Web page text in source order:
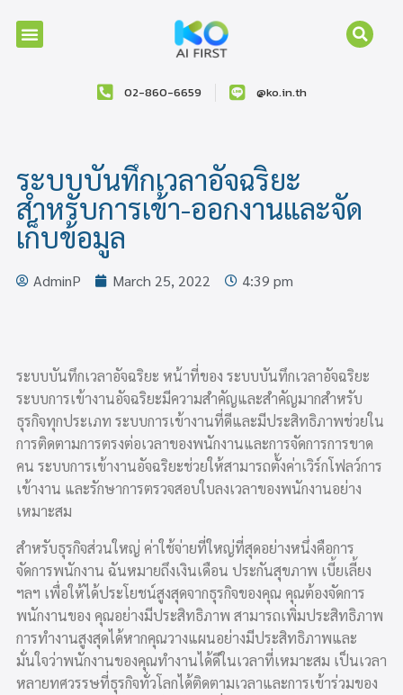
02-860-6659 @ko.in.th
ระบบบันทึกเวลาอัจฉริยะ
สำหรับการเข้า-ออกงานและจัด
เก็บข้อมูล
AdminP March 25, 2022 4:39 pm
ระบบบันทึกเวลาอัจฉริยะ หน้าที่ของ ระบบบันทึกเวลาอัจฉริยะ
ระบบการเข้างานอัจฉริยะมีความสำคัญและสำคัญมากสำหรับ
ธุรกิจทุกประเภท ระบบการเข้างานที่ดีและมีประสิทธิภาพช่วยใน
การติดตามการตรงต่อเวลาของพนักงานและการจัดการการขาด
คน ระบบการเข้างานอัจฉริยะช่วยให้สามารถตั้งค่าเวิร์กโฟลว์การ
เข้างาน และรักษาการตรวจสอบใบลงเวลาของพนักงานอย่าง
เหมาะสม
สำหรับธุรกิจส่วนใหญ่ ค่าใช้จ่ายที่ใหญ่ที่สุดอย่างหนึ่งคือการ
จัดการพนักงาน ฉันหมายถึงเงินเดือน ประกันสุขภาพ เบี้ยเลี้ยง
ฯลฯ เพื่อให้ได้ประโยชน์สูงสุดจากธุรกิจของคุณ คุณต้องจัดการ
พนักงานของ คุณอย่างมีประสิทธิภาพ สามารถเพิ่มประสิทธิภาพ
การทำงานสูงสุดได้หากคุณวางแผนอย่างมีประสิทธิภาพและ
มั่นใจว่าพนักงานของคุณทำงานได้ดีในเวลาที่เหมาะสม เป็นเวลา
หลายทศวรรษที่ธุรกิจทั่วโลกได้ติดตามเวลาและการเข้าร่วมของ